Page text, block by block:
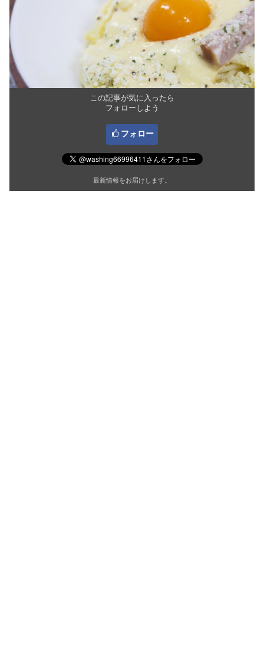
この記事が気に入ったら
フォローしよう
フォロー
最新情報をお届けします。